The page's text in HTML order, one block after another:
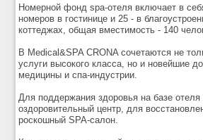
Номерной фонд spa-отеля включает в
номеров в гостинице и 25 - в
коттеджах, общая вместимость - 140
В Medical&SPA CRONA сочетаются не
услуги высокого класса, но и новейшие
медицины и спа-индустрии.
Для поддержания здоровья на базе отеля
оздоровительный центр, для
роскошный SPA-салон.